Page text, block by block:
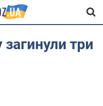
загинули три